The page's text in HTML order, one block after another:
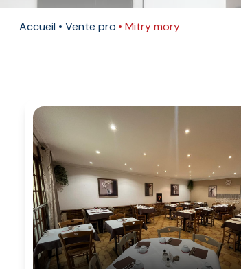
vendus
L'agence
Contact
Accueil Vente pro Mitry mory